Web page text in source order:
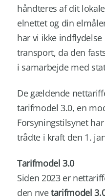
håndteres af dit
elnettet og din
har vi ikke
transport, da den
i samarbejde med
De gældende
tarifmodel 3.0, en
Forsyningstilsynet
trådte i kraft den 1.
Tarifmodel 3.0
Siden 2023 er
den nyetarifmodel